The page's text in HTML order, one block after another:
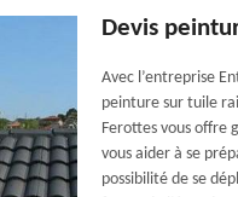
Devis
Avec l’entreprise
peinture sur tuile
Ferottes vous offre
vous aider à se
possibilité de se